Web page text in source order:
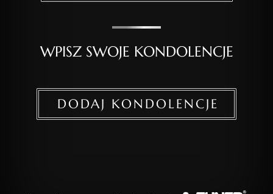
WPISZ SWOJE KONDOLENCJE
DODAJ KONDOLENCJE